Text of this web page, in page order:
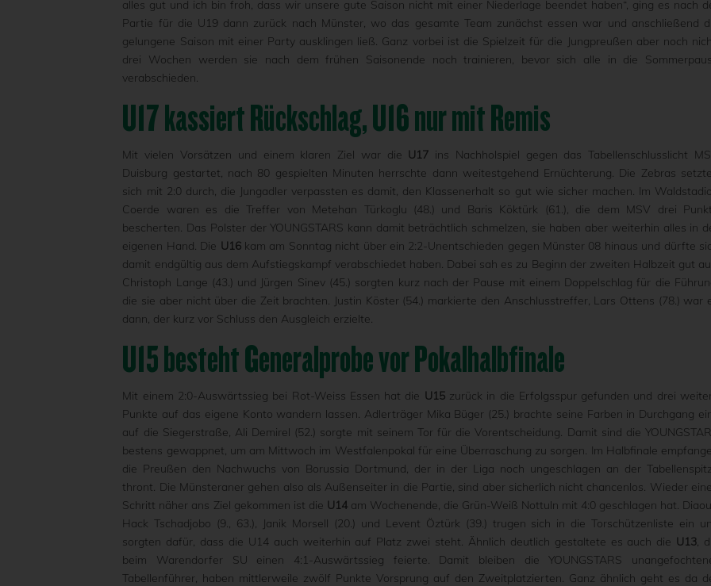
alles gut und ich bin froh, dass wir unsere gute Saison nicht mit einer Niederlage beendet haben“, ging es nach
Partie für die U19 dann zurück nach Münster, wo das gesamte Team zunächst essen war und anschließend
gelungene Saison mit einer Party ausklingen ließ. Ganz vorbei ist die Spielzeit für die Jungpreußen aber noch
drei Wochen werden sie nach dem frühen Saisonende noch trainieren, bevor sich alle in die
verabschieden.
U17 kassiert Rückschlag, U16 nur mit Remis
Mit vielen Vorsätzen und einem klaren Ziel war die U17 ins Nachholspiel gegen das Tabellenschlusslicht
Duisburg gestartet, nach 80 gespielten Minuten herrschte dann weitestgehend Ernüchterung. Die Zebras
sich mit 2:0 durch, die Jungadler verpassten es damit, den Klassenerhalt so gut wie sicher machen. Im
Coerde waren es die Treffer von Metehan Türkoglu (48.) und Baris Köktürk (61.), die dem MSV drei
bescherten. Das Polster der YOUNGSTARS kann damit beträchtlich schmelzen, sie haben aber weiterhin alles in
eigenen Hand. Die U16kam am Sonntag nicht über ein 2:2-Unentschieden gegen Münster 08 hinaus und dürfte
damit endgültig aus dem Aufstiegskampf verabschiedet haben. Dabei sah es zu Beginn der zweiten Halbzeit gut
Christoph Lange (43.) und Jürgen Sinev (45.) sorgten kurz nach der Pause mit einem Doppelschlag für die
die sie aber nicht über die Zeit brachten. Justin Köster (54.) markierte den Anschlusstreffer, Lars Ottens (78.) war
dann, der kurz vor Schluss den Ausgleich erzielte.
U15 besteht Generalprobe vor Pokalhalbfinale
Mit einem 2:0-Auswärtssieg bei Rot-Weiss Essen hat die U15zurück in die Erfolgsspur gefunden und drei
Punkte auf das eigene Konto wandern lassen. Adlerträger Mika Büger (25.) brachte seine Farben in Durchgang
auf die Siegerstraße, Ali Demirel (52.) sorgte mit seinem Tor für die Vorentscheidung. Damit sind die
bestens gewappnet, um am Mittwoch im Westfalenpokal für eine Überraschung zu sorgen. Im Halbfinale
die Preußen den Nachwuchs von Borussia Dortmund, der in der Liga noch ungeschlagen an der
thront. Die Münsteraner gehen also als Außenseiter in die Partie, sind aber sicherlich nicht chancenlos. Wieder
Schritt näher ans Ziel gekommen ist die U14am Wochenende, die Grün-Weiß Nottuln mit 4:0 geschlagen hat.
Hack Tschadjobo (9., 63.), Janik Morsell (20.) und Levent Öztürk (39.) trugen sich in die Torschützenliste ein
sorgten dafür, dass die U14 auch weiterhin auf Platz zwei steht. Ähnlich deutlich gestaltete es auch die U13,
beim Warendorfer SU einen 4:1-Auswärtssieg feierte. Damit bleiben die YOUNGSTARS
Tabellenführer, haben mittlerweile zwölf Punkte Vorsprung auf den Zweitplatzierten. Ganz ähnlich geht es da